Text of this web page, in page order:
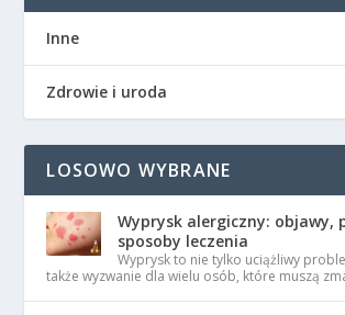
Inne
Zdrowie i uroda
LOSOWO WYBRANE
Wyprysk alergiczny: objawy,
sposoby leczenia
Wyprysk to nie tylko uciążliwy
także wyzwanie dla wielu osób, które muszą